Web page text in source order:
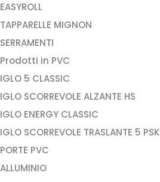
EASYROLL
TAPPARELLE MIGNON
SERRAMENTI
Prodotti in PVC
IGLO 5 CLASSIC
IGLO SCORREVOLE ALZANTE HS
IGLO ENERGY CLASSIC
IGLO SCORREVOLE TRASLANTE 5 PSK
PORTE PVC
ALLUMINIO